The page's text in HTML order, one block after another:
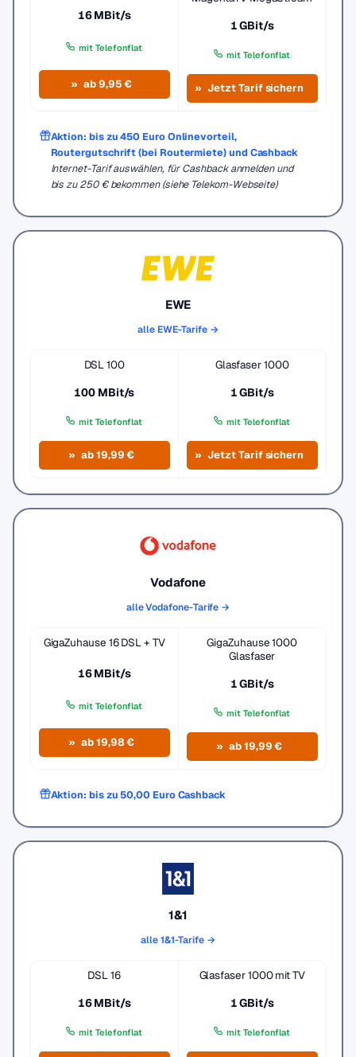
16 MBit/s
mit Telefonflat
ab 9,95 €
1 GBit/s
mit Telefonflat
Jetzt Tarif sichern
Aktion: bis zu 450 Euro Onlinevorteil,
Routergutschrift (bei Routermiete) und Cashback
Internet-Tarif auswählen, für Cashback anmelden und
bis zu 250 € bekommen (siehe Telekom-Webseite)
EWE
alle EWE-Tarife →
DSL 100
100 MBit/s
mit Telefonflat
ab 19,99 €
Glasfaser 1000
1 GBit/s
mit Telefonflat
Jetzt Tarif sichern
Vodafone
alle Vodafone-Tarife →
GigaZuhause 16 DSL + TV
16 MBit/s
mit Telefonflat
ab 19,98 €
GigaZuhause 1000
Glasfaser
1 GBit/s
mit Telefonflat
ab 19,99 €
Aktion: bis zu 50,00 Euro Cashback
1&1
alle 1&1-Tarife →
DSL 16
16 MBit/s
mit Telefonflat
Glasfaser 1000 mit TV
1 GBit/s
mit Telefonflat